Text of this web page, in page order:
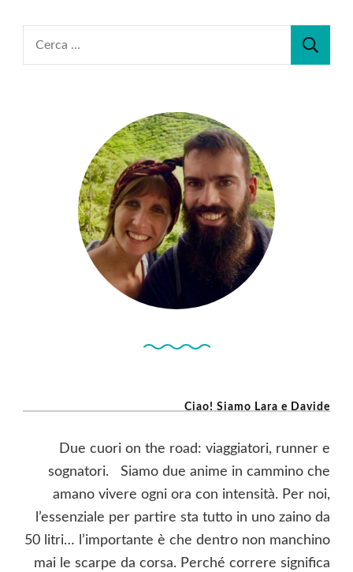
Ciao! Siamo Lara e Davide
Due cuori on the road: viaggiatori, runner e
sognatori. Siamo due anime in cammino che
amano vivere ogni ora con intensità. Per noi,
l’essenziale per partire sta tutto in uno zaino da
50 litri… l’importante è che dentro non manchino
mai le scarpe da corsa. Perché correre significa